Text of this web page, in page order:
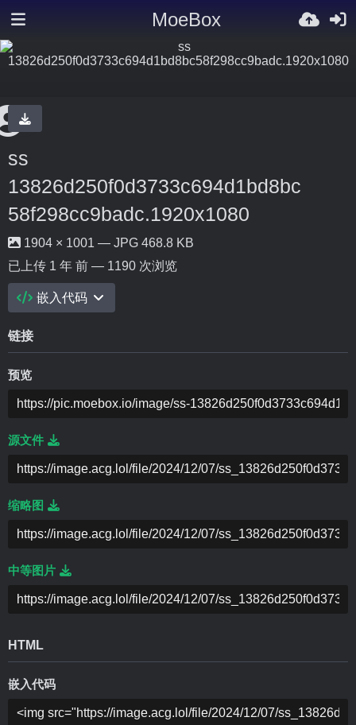
MoeBox
ss
13826d250f0d3733c694d1bd8bc
58f298cc9badc.1920x1080
1904 × 1001 — JPG 468.8 KB
已上传 1 年 前 — 1190 次浏览
嵌入代码
链接
预览
源文件
缩略图
中等图片
HTML
嵌入代码